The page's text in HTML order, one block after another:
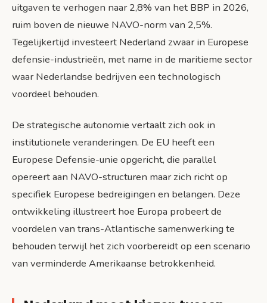
uitgaven te verhogen naar 2,8% van het BBP in 2026,
ruim boven de nieuwe NAVO-norm van 2,5%.
Tegelijkertijd investeert Nederland zwaar in Europese
defensie-industrieën, met name in de maritieme sector
waar Nederlandse bedrijven een technologisch
voordeel behouden.
De strategische autonomie vertaalt zich ook in
institutionele veranderingen. De EU heeft een
Europese Defensie-unie opgericht, die parallel
opereert aan NAVO-structuren maar zich richt op
specifiek Europese bedreigingen en belangen. Deze
ontwikkeling illustreert hoe Europa probeert de
voordelen van trans-Atlantische samenwerking te
behouden terwijl het zich voorbereidt op een scenario
van verminderde Amerikaanse betrokkenheid.